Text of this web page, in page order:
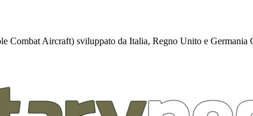
Aircraft) sviluppato da Italia, Regno Unito e Germania